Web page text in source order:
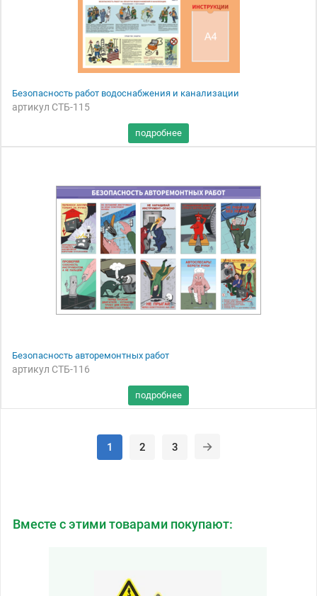
Безопасность работ водоснабжения и канализации
артикул СТБ-115
Безопасность авторемонтных работ
артикул СТБ-116
1 2 3
Вместе с этими товарами покупают: